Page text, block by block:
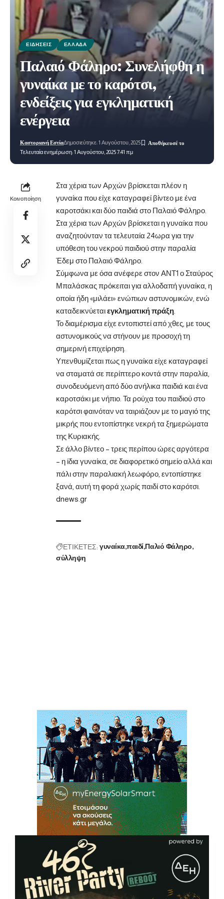
ΕΙΔΉΣΕΙΣ ΕΛΛΆΔΑ
Παλαιό Φάληρο: Συνελήφθη η
γυναίκα με το καρότσι,
ενδείξεις για εγκληματική
ενέργεια
Τελευταία ενημέρωση: 1 Αυγούστου, 2025 7:41 πμ
Καστοριανή ΕστίαΔημοσιεύτηκε: 1 Αυγούστου, 2025
Κοινοποίηση
Στα χέρια των Αρχών βρίσκεται πλέον η
γυναίκα που είχε καταγραφεί βίντεο με ένα
καροτσάκι και δύο παιδιά στο Παλαιό Φάληρο.
Στα χέρια των Αρχών βρίσκεται η γυναίκα που
αναζητούνταν τα τελευταία 24ωρα για την
υπόθεση του νεκρού παιδιού στην παραλία
Έδεμ στο Παλαιό Φάληρο.
Σύμφωνα με όσα ανέφερε στον ΑΝΤ1 ο Σταύρος
Μπαλάσκας πρόκειται για αλλοδαπή γυναίκα, η
οποία ήδη «μιλάει» ενώπιων αστυνομικών, ενώ
καταδεικνύεταιεγκληματική πράξη
Το διαμέρισμα είχε εντοπιστεί από χθες, με τους
αστυνομικούς να στήνουν με προσοχή τη
σημερινή επιχείρηση.
Υπενθυμίζεται πως η γυναίκα είχε καταγραφεί
να σταματά σε περίπτερο κοντά στην παραλία,
συνοδευόμενη από δύο ανήλικα παιδιά και ένα
καροτσάκι με νήπιο. Τα ρούχα του παιδιού στο
καρότσι φαινόταν να ταιριάζουν με το μαγιό της
μικρής που εντοπίστηκε νεκρή τα ξημερώματα
της Κυριακής.
Σε άλλο βίντεο – τρεις περίπου ώρες αργότερα
– η ίδια γυναίκα, σε διαφορετικό σημείο αλλά και
πάλι στην παραλιακή λεωφόρο, εντοπίστηκε
ξανά, αυτή τη φορά χωρίς παιδί στο καρότσι.
dnews.gr
ΕΤΙΚΕΤΕΣ: γυναίκα παιδί Παλιό Φάληρο
σύλληψη